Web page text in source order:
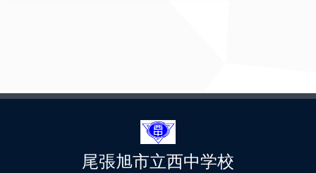
尾張旭市立西中学校